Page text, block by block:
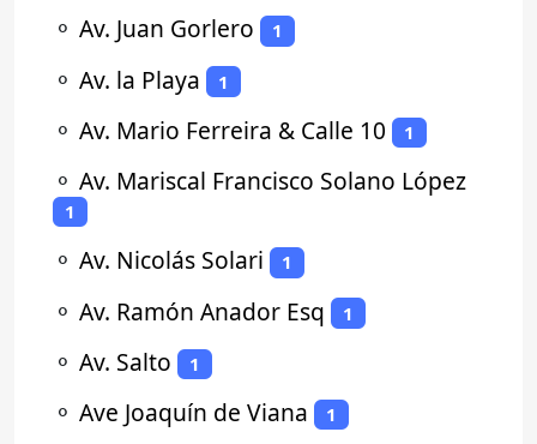
⚬ Av. Juan Gorlero 1
⚬ Av. la Playa 1
⚬ Av. Mario Ferreira & Calle 10 1
⚬ Av. Mariscal Francisco Solano López
1
⚬ Av. Nicolás Solari 1
⚬ Av. Ramón Anador Esq 1
⚬ Av. Salto 1
⚬ Ave Joaquín de Viana 1